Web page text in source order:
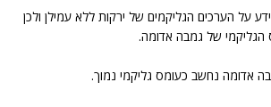
על הערכים הגליקמים של ירקות ללא עמילן ולכן
הגליקמי של גמבה אדומה.
אדומה נחשב כעומס גליקמי נמוך.